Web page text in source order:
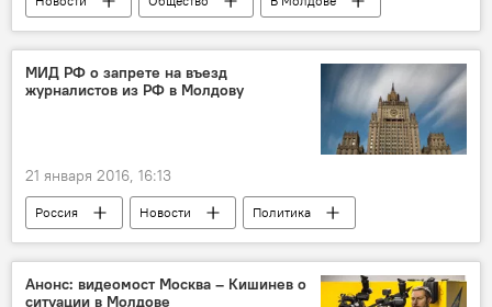
Россия
Россия
Республика Молдова
Липецкая область
соотечественники
переселение
МИД РФ о запрете на въезд
журналистов из РФ в Молдову
21 января 2016, 16:13
Россия Новости
Политика
Общество
В Молдове
Республика Молдова
РФ
брифинг
Анонс: видеомост Москва – Кишинев о
ситуации в Молдове